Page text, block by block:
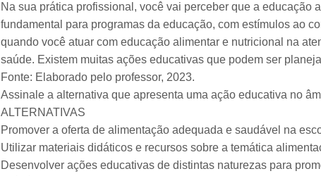
Na sua prática profissional, você vai perceber que a educação
fundamental para programas da educação, com estímulos ao
quando você atuar com educação alimentar e nutricional na
saúde. Existem muitas ações educativas que podem ser
Fonte: Elaborado pelo professor, 2023.
Assinale a alternativa que apresenta uma ação educativa no
ALTERNATIVAS
Promover a oferta de alimentação adequada e saudável na
Utilizar materiais didáticos e recursos sobre a temática
Desenvolver ações educativas de distintas naturezas para